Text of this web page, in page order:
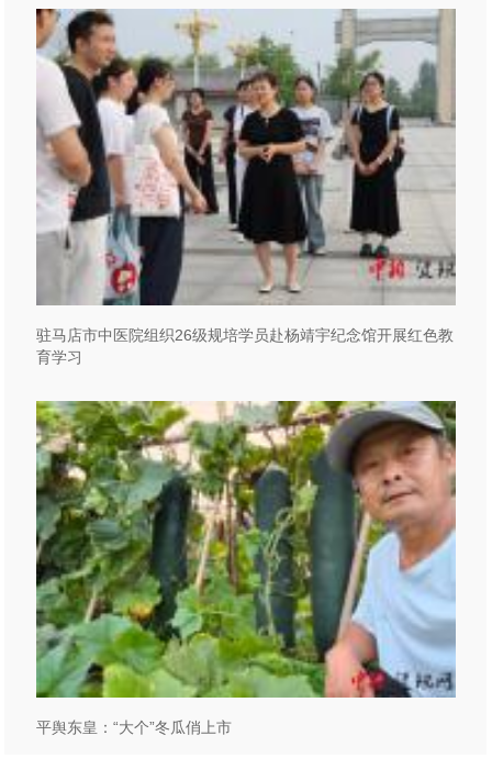
驻马店市中医院组织26级规培学员赴杨靖宇纪念馆开展红色教
育学习
平舆东皇：“大个”冬瓜俏上市